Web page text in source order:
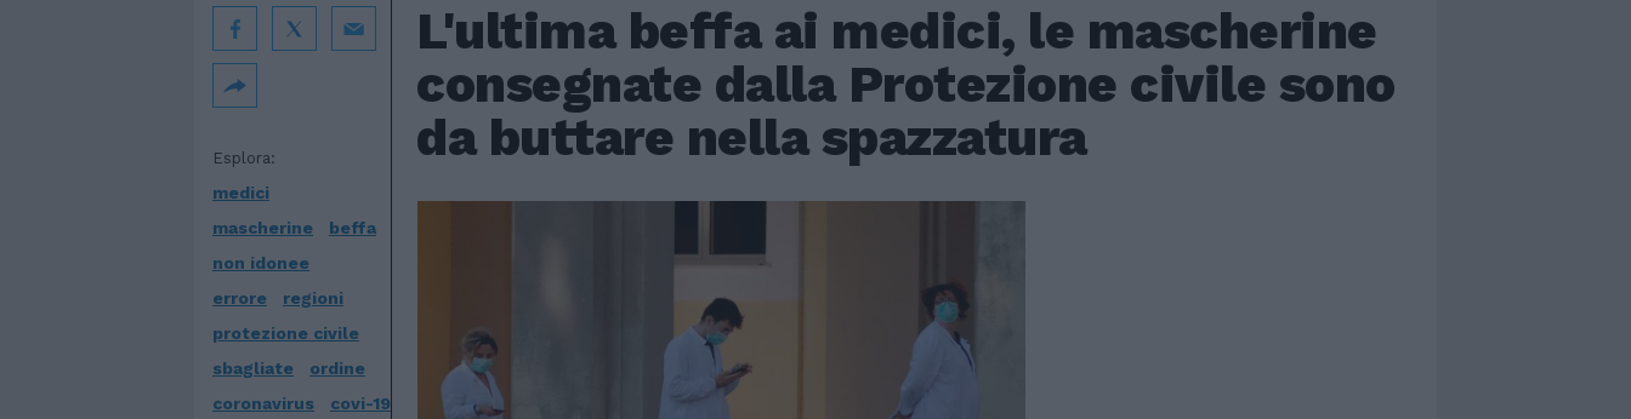
L'ultima beffa ai medici, le mascherine
consegnate dalla Protezione civile sono
da buttare nella spazzatura
Esplora:
medici
mascherine
beffa
non idonee
errore
regioni
protezione civile
sbagliate
ordine
coronavirus
covi-19